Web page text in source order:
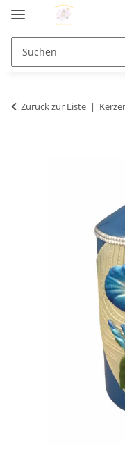
Zurück zur Liste